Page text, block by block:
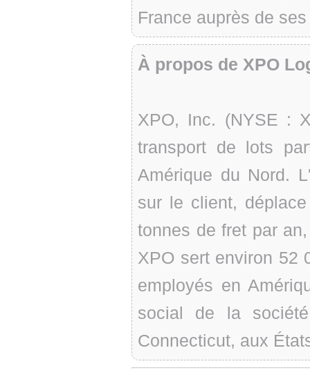
France auprès de
À propos de XPO
XPO, Inc. (NYSE :
transport de lots
Amérique du Nord.
sur le client,
tonnes de fret par
XPO sert environ 52
employés en
social de la
Connecticut, aux